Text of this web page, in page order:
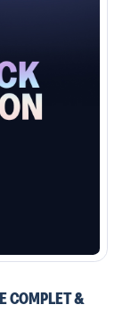
COMPLET &